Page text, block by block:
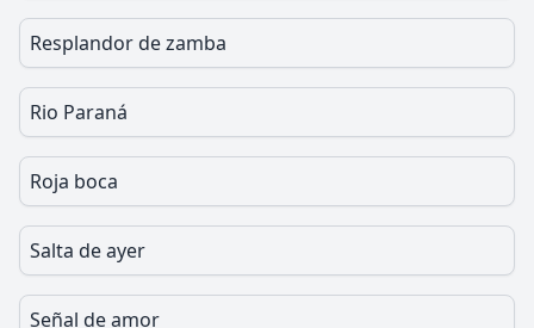
Resplandor de zamba
Rio Paraná
Roja boca
Salta de ayer
Señal de amor